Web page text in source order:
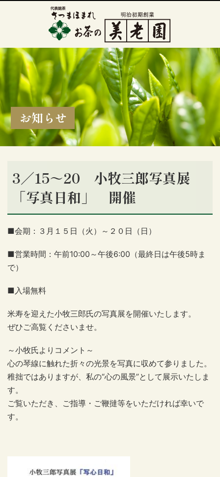
お知らせ
3／15～20 小牧三郎写真展
「写真日和」 開催
■会期：３月１５日（火）～２０日（日）
■営業時間：午前10:00～午後6:00（最終日は午後5時ま
で）
■入場無料
米寿を迎えた小牧三郎氏の写真展を開催いたします。
ぜひご高覧くださいませ。
～小牧氏よりコメント～
心の琴線に触れた折々の光景を写真に収めて参りました。
稚拙ではありますが、私の“心の風景”として展示いたしま
す。
ご覧いただき、ご指導・ご鞭撻等をいただければ幸いで
す。